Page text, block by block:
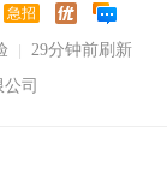
急招
29分钟前刷新
司